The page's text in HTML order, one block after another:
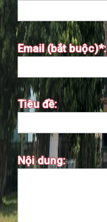
Email (bắt buộc)*:
Tiêu đề:
Nội dung: